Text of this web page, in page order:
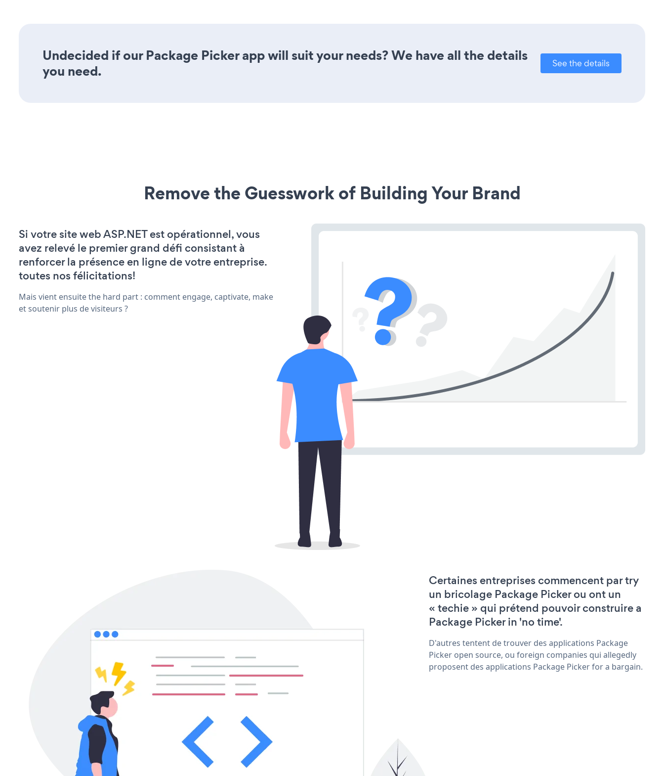
Undecided if our Package Picker app will suit your needs? We have all the details
you need.
See the details
Remove the Guesswork of Building Your Brand
Si votre site web ASP.NET est opérationnel, vous
avez relevé le premier grand défi consistant à
renforcer la présence en ligne de votre entreprise.
toutes nos félicitations!
Mais vient ensuite the hard part : comment engage, captivate, make
et soutenir plus de visiteurs ?
Certaines entreprises commencent par try
un bricolage Package Picker ou ont un
« techie » qui prétend pouvoir construire a
Package Picker in 'no time'.
D'autres tentent de trouver des applications Package
Picker open source, ou foreign companies qui allegedly
proposent des applications Package Picker for a bargain.